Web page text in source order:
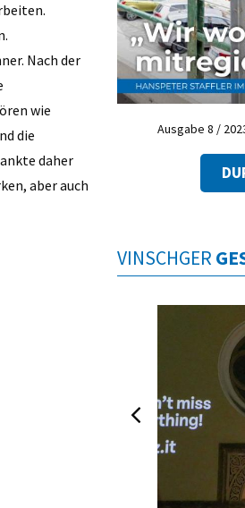
Nach der
wie
die
daher
aber auch
Ausgabe 8 /
VINSCHGER